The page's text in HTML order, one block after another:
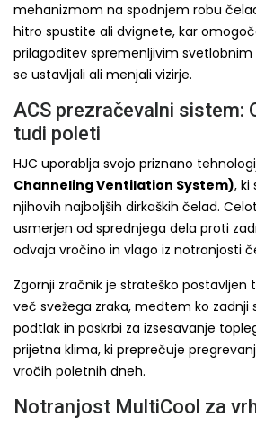
mehanizmom na spodnjem robu
hitro spustite ali dvignete, kar
prilagoditev spremenljivim
se ustavljali ali menjali vizirje.
ACS prezračevalni sistem:
tudi poleti
HJC uporablja svojo priznano
Channeling Ventilation System), ki
njihovih najboljših dirkaških čelad.
usmerjen od sprednjega dela proti
odvaja vročino in vlago iz notranjosti
Zgornji zračnik je strateško postavljen
več svežega zraka, medtem ko zadnji
podtlak in poskrbi za izsesavanje
prijetna klima, ki preprečuje
vročih poletnih dneh.
Notranjost MultiCool za